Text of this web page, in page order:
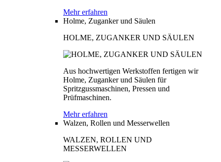
Mehr erfahren
Holme, Zuganker und Säulen
HOLME, ZUGANKER UND SÄULEN
Aus hochwertigen Werkstoffen fertigen wir
Holme, Zuganker und Säulen für
Spritzgussmaschinen, Pressen und
Prüfmaschinen.
Mehr erfahren
Walzen, Rollen und Messerwellen
WALZEN, ROLLEN UND
MESSERWELLEN